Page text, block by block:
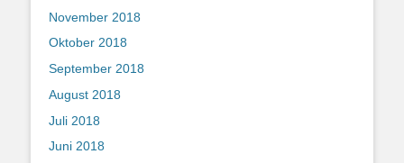
November 2018
Oktober 2018
September 2018
August 2018
Juli 2018
Juni 2018